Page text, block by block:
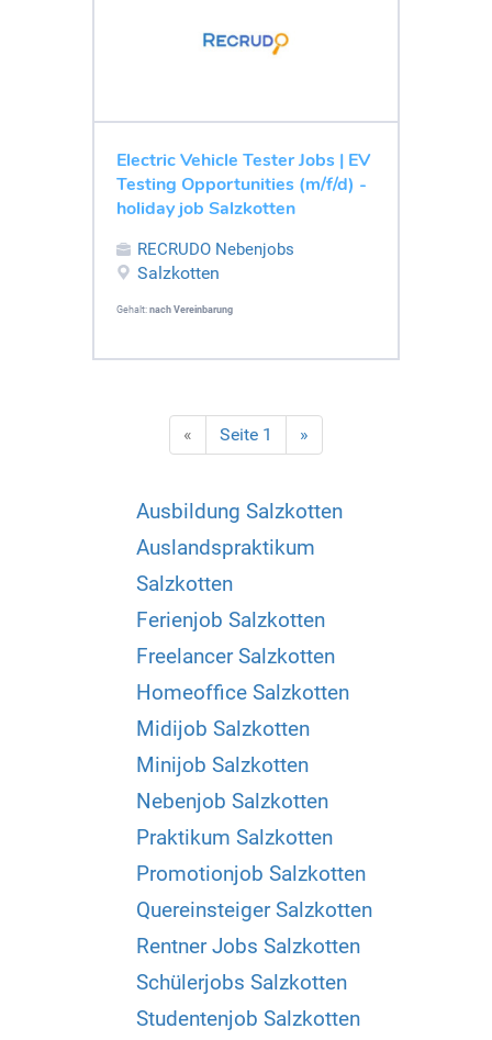
Electric Vehicle Tester Jobs | EV
Testing Opportunities (m/f/d) -
holiday job Salzkotten
RECRUDO Nebenjobs
Salzkotten
Gehalt: nach Vereinbarung
« Seite 1 »
Ausbildung Salzkotten
Auslandspraktikum
Salzkotten
Ferienjob Salzkotten
Freelancer Salzkotten
Homeoffice Salzkotten
Midijob Salzkotten
Minijob Salzkotten
Nebenjob Salzkotten
Praktikum Salzkotten
Promotionjob Salzkotten
Quereinsteiger Salzkotten
Rentner Jobs Salzkotten
Schülerjobs Salzkotten
Studentenjob Salzkotten